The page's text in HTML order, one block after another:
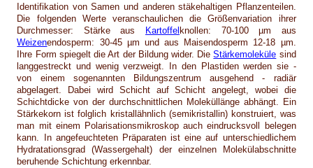
Identifikation von Samen und anderen stäkehaltigen Pflanzenteilen.
Die folgenden Werte veranschaulichen die Größenvariation ihrer
Durchmesser: Stärke aus
Kartoffel knollen: 70-100 µm aus
Weizenendosperm: 30-45 µm und aus Maisendosperm 12-18 µm.
Ihre Form spiegelt die Art der Bildung wider. DieStärkemoleküle sind
langgestreckt und wenig verzweigt. In den Plastiden werden sie -
von einem sogenannten Bildungszentrum ausgehend - radiär
abgelagert. Dabei wird Schicht auf Schicht angelegt, wobei die
Schichtdicke von der durchschnittlichen Moleküllänge abhängt. Ein
Stärkekorn ist folglich kristallähnlich (semikristallin) konstruiert, was
man mit einem Polarisationsmikroskop auch eindrucksvoll belegen
kann. In angefeuchteten Präparaten ist eine auf unterschiedlichem
Hydratationsgrad (Wassergehalt) der einzelnen Molekülabschnitte
beruhende Schichtung erkennbar.